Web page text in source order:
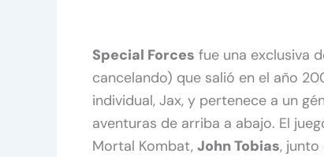
Special Forces fue una exclusiva
cancelando) que salió en el año
individual, Jax, y pertenece a un
aventuras de arriba a abajo. El
Mortal Kombat, John Tobias,